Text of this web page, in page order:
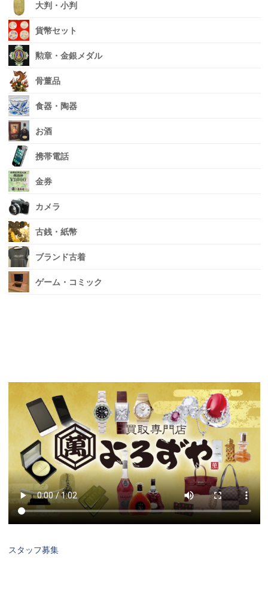
大判・小判
貨幣セット
勲章・金銀メダル
骨董品
食器・陶器
お酒
携帯電話
金券
カメラ
古銭・紙幣
ブランド古着
ゲーム・コミック
スタッフ募集